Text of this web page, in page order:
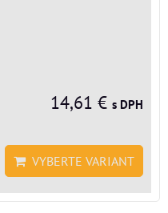
14,61 € s DPH
VYBERTE VARIANT